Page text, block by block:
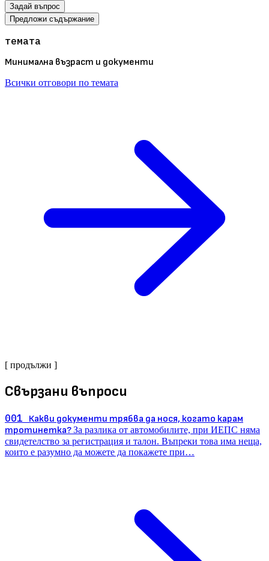
Задай въпрос
Предложи съдържание
темата
Минимална възраст и документи
Всички отговори по темата
[ продължи ]
Свързани въпроси
001 Какви документи трябва да нося, когато карам
тротинетка?За разлика от автомобилите, при ИЕПС няма
свидетелство за регистрация и талон. Въпреки това има неща,
които е разумно да можете да покажете при…